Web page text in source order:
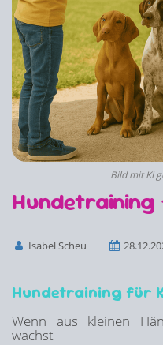
Bild mit KI
Isabel Scheu
Hundetraining für
Wenn aus kleinen
wächst